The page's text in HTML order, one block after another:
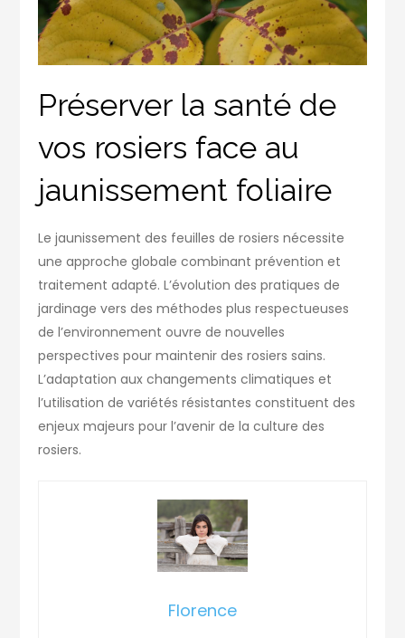
Préserver la santé de
vos rosiers face au
jaunissement foliaire
Le jaunissement des feuilles de rosiers nécessite
une approche globale combinant prévention et
traitement adapté. L’évolution des pratiques de
jardinage vers des méthodes plus respectueuses
de l’environnement ouvre de nouvelles
perspectives pour maintenir des rosiers sains.
L’adaptation aux changements climatiques et
l’utilisation de variétés résistantes constituent des
enjeux majeurs pour l’avenir de la culture des
rosiers.
Florence